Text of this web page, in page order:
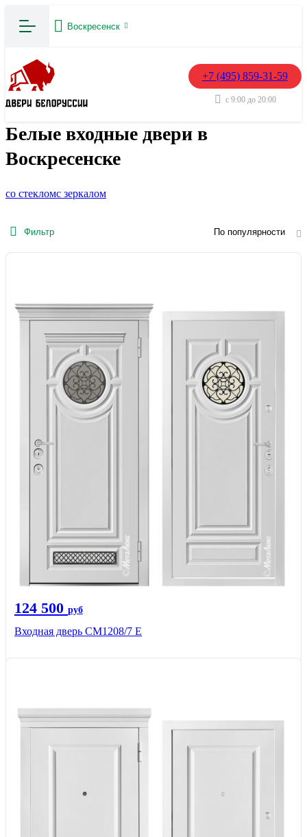
Воскресенск
+7 (495) 859-31-59
с 9:00 до 20:00
Белые входные двери в
Воскресенске
со стекломс зеркалом
Фильтр По популярности
124 500 руб
Входная дверь СМ1208/7 E